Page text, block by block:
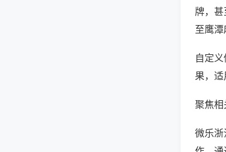
牌，
至鹰
自定
果，
聚焦相
微乐